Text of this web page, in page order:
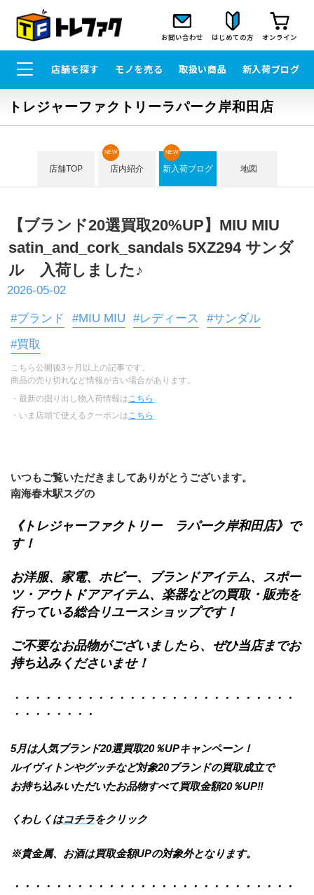
お問い合わせ はじめての方 オンライン
店舗を探す モノを売る 取扱い商品 新入荷ブログ
トレジャーファクトリーラパーク岸和田店
店舗TOP 店内紹介
NEW
新入荷ブログ
NEW
地図
【ブランド20選買取20%UP】MIU MIU
satin_and_cork_sandals 5XZ294 サンダ
ル 入荷しました♪
2026-05-02
#ブランド #MIU MIU #レディース
#サンダル
#買取
こちら公開後3ヶ月以上の記事です。
商品の売り切れなど情報が古い場合があります。
・最新の掘り出し物入荷情報は こちら
・いま店頭で使えるクーポンは こちら
いつもご覧いただきましてありがとうございます。
南海春木駅スグの
《トレジャーファクトリー　ラパーク岸和田店》 で
す！
お洋服、家電、ホビー、ブランドアイテム、スポー
ツ・アウトドアアイテム、楽器などの買取・販売を
行っている総合リユースショップです！
ご不要なお品物がございましたら、ぜひ当店までお
持ち込みくださいませ！
・・・・・・・・・・・・・・・・・・・・・・・・・・・
・・・・・・・・
5月は人気ブランド20選買取20％UPキャンペーン！
ルイヴィトンやグッチなど対象20ブランドの買取成立で
お持ち込みいただいたお品物すべて買取金額20％UP‼
くわしくはコチラをクリック
※貴金属、お酒は買取金額UPの対象外となります。
・・・・・・・・・・・・・・・・・・・・・・・・・・・